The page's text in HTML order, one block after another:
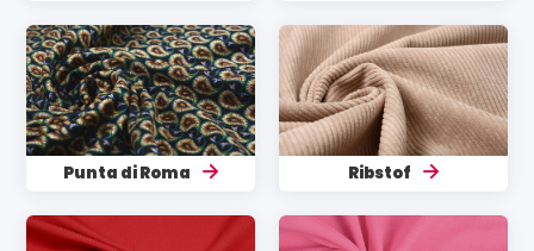
Punta di Roma Ribstof